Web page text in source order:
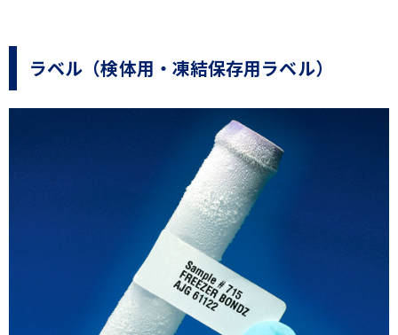
ラベル（検体用・凍結保存用ラベル）